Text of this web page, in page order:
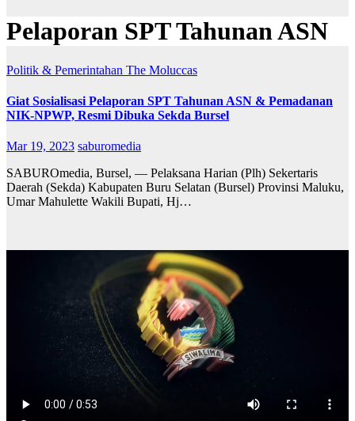
Pelaporan SPT Tahunan ASN
Politik & Pemerintahan The Moluccas
Giat Sosialisasi Pelaporan SPT Tahunan ASN & Pemadanan
NIK-NPWP, Resmi Dibuka Sekda Bursel
Mar 19, 2023 saburomedia
SABUROmedia, Bursel, — Pelaksana Harian (Plh) Sekertaris
Daerah (Sekda) Kabupaten Buru Selatan (Bursel) Provinsi Maluku,
Umar Mahulette Wakili Bupati, Hj…